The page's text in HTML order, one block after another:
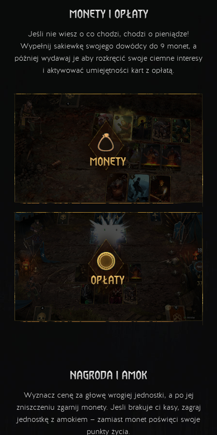
MONETY I OPŁATY
Jeśli nie wiesz o co chodzi, chodzi o pieniądze!
Wypełnij sakiewkę swojego dowódcy do 9 monet, a
później wydawaj je aby rozkręcić swoje ciemne interesy
i aktywować umiejętności kart z opłatą.
MONETY
OPŁATY
NAGRODA I AMOK
Wyznacz cenę za głowę wrogiej jednostki, a po jej
zniszczeniu zgarnij monety. Jesli brakuje ci kasy, zagraj
jednostkę z amokiem — zamiast monet poświęci swoje
punkty życia.